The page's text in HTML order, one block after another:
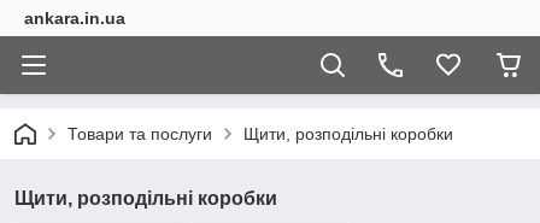
ankara.in.ua
Товари та послуги Щити, розподільні коробки
Щити, розподільні коробки